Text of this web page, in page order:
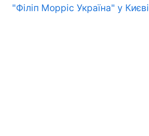
"Філіп Морріс Україна" у Києві